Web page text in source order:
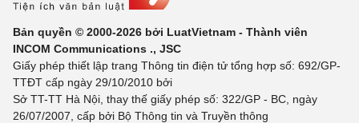
Bản quyền © 2000-2026 bởi LuatVietnam - Thành viên
INCOM Communications ., JSC
Giấy phép thiết lập trang Thông tin điện tử tổng hợp số: 692/GP-
TTĐT cấp ngày 29/10/2010 bởi
Sở TT-TT Hà Nội, thay thế giấy phép số: 322/GP - BC, ngày
26/07/2007, cấp bởi Bộ Thông tin và Truyền thông